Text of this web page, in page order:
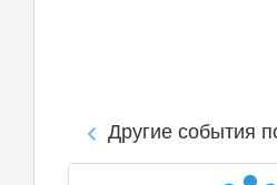
Другие события